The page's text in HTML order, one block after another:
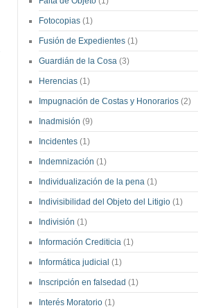
Fotocopias (1)
Fusión de Expedientes (1)
Guardián de la Cosa (3)
Herencias (1)
Impugnación de Costas y Honorarios (2)
Inadmisión (9)
Incidentes (1)
Indemnización (1)
Individualización de la pena (1)
Indivisibilidad del Objeto del Litigio (1)
Indivisión (1)
Información Crediticia (1)
Informática judicial (1)
Inscripción en falsedad (1)
Interés Moratorio (1)